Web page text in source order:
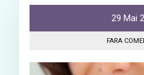
29 Mai
FARA